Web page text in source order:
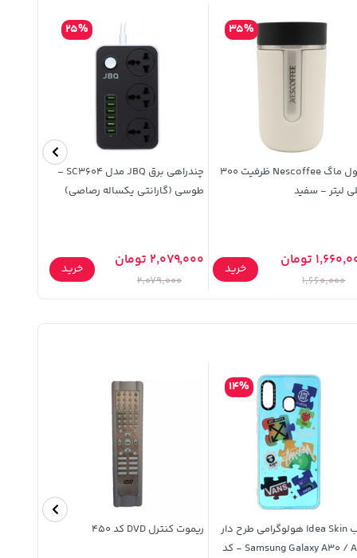
تراول ماگ Nescoffee ظرفیت 300
لیتر - سفید
35%
تومان
1,660,000
خرید
چندراهی برق JBQ مدل SC3604 -
طوسی (گارانتی یکساله رصاصی)
25%
2,079,000 تومان
2,079,000
خرید
قاب Idea Skin هولوگرامی طرح دار
Samsung Galaxy A30 / A20 - کد
14%
ریموت کنترل DVD کد 450